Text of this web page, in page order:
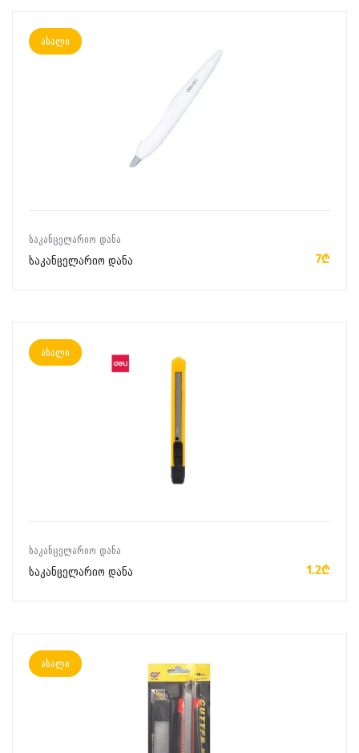
ახალი
ᲡᲐᲙᲐᲜᲪᲔᲚᲐᲠᲘᲝ ᲓᲐᲜᲐ
საკანცელარიო დანა 7₾
ახალი
ᲡᲐᲙᲐᲜᲪᲔᲚᲐᲠᲘᲝ ᲓᲐᲜᲐ
საკანცელარიო დანა 1.2₾
ახალი